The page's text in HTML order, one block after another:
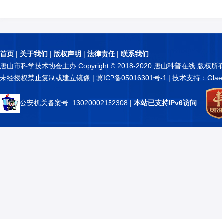
首页 | 关于我们 | 版权声明 | 法律责任| 联系我们
唐山市科学技术协会主办 Copyright © 2018-2020 唐山科普在线 版权所
未经授权禁止复制或建立镜像 | 冀ICP备05016301号-1 | 技术支持：
公安机关备案号: 13020002152308 | 本站已支持IPv6访问